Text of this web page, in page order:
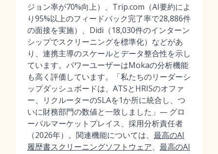
ジョン率が70%向上）、Trip.com（AI要約によ
り95%以上のフィードバック完了率で28,886件
の面接を実施）、Didi（18,030件のインターン
シップでスクリーニングを標準化）などがあ
り、連携主導のスケールとデータ整合性を示し
ています。パワーユーザーはMokaの分析機能
も高く評価しています。「私たちのリーダーシ
ップダッシュボードは、ATSとHRISのオファ
ー、リクルーターのSLAを1か所に統合し、つ
いに財務部門の数値と一致しました」— グロ
ーバルマーケットプレイス、採用分析責任者
（2026年）。関連機能については、 最高のAI
履歴書スクリーニングソフトウェア、 最高のAI